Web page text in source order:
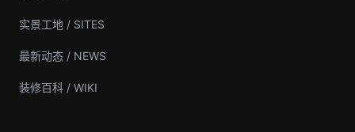
实景工地 / SITES
最新动态 / NEWS
装修百科 / WIKI